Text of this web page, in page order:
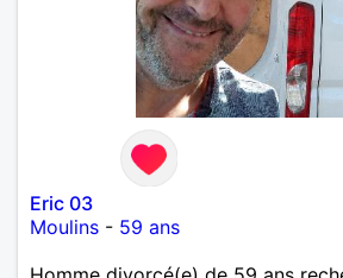
Eric 03
Moulins - 59 ans